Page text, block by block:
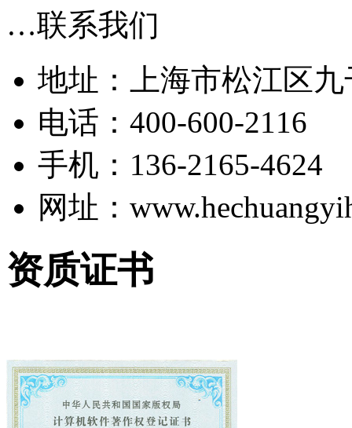
…联系我们
地址：上海市松江区
电话：400-600-2116
手机：136-2165-4624
网址：
资质证书